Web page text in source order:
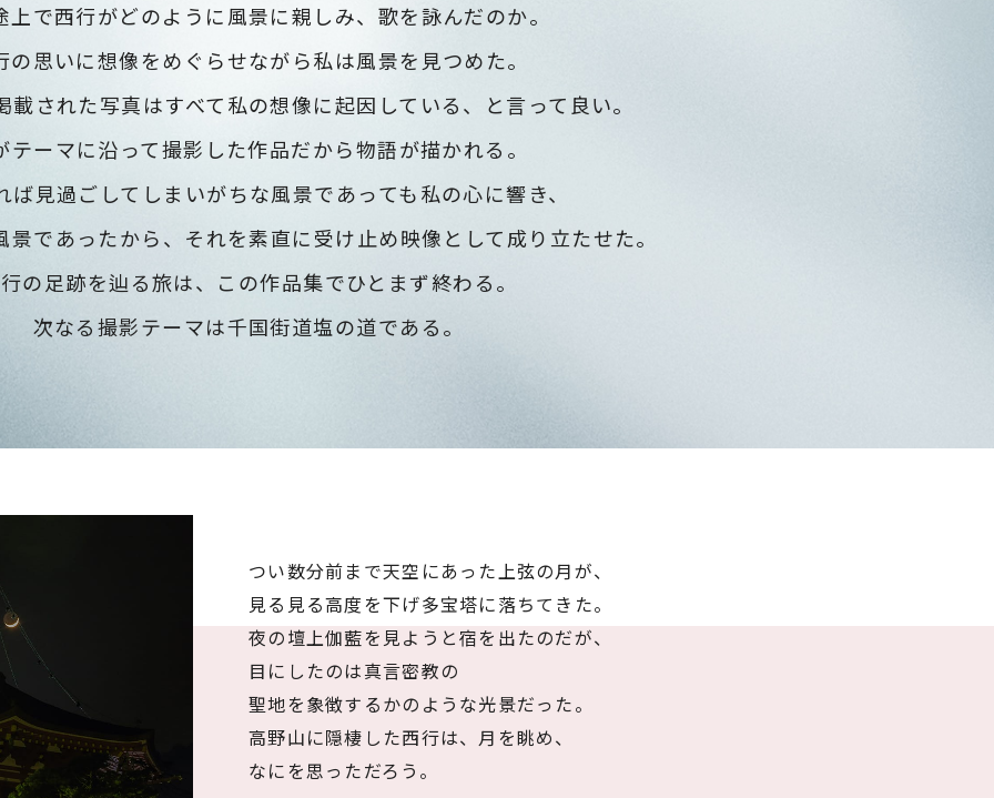
上で西行がどのように風景に親しみ、 歌を詠んだのか。
の思いに想像をめぐらせながら私は風景を見つめた。
載された写真はすべて私の想像に起因している、と言って良い。
テーマに沿って撮影した作品だから物語が描かれる。
ば見過ごしてしまいがちな風景であっても私の心に響き、
であったから、 それを素直に受け止め映像として成り立たせた。
の足跡を辿る旅は、この作品集でひとまず終わる。
次なる撮影テーマは千国街道塩の道である。
つい数分前まで天空にあった上弦の月が、
見る見る高度を下げ多宝塔に落ちてきた。
夜の壇上伽藍を見ようと宿を出たのだが、
目にしたのは真言密教の
聖地を象徴するかのような光景だった。
高野山に隠棲した西行は、月を眺め、
なにを思っただろう。